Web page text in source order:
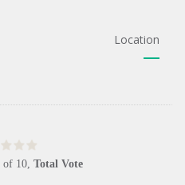
Location
of 10, Total Vote: